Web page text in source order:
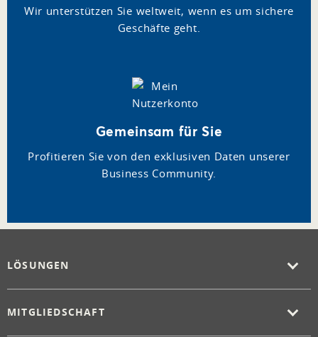
Wir unterstützen Sie weltweit, wenn es um sichere
Geschäfte geht.
Gemeinsam für Sie
Profitieren Sie von den exklusiven Daten unserer
Business Community.
LÖSUNGEN
MITGLIEDSCHAFT